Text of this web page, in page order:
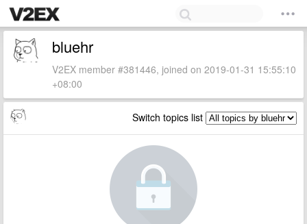
bluehr
V2EX member #381446, joined on 2019-01-31 15:55:10
+08:00
Switch topics list